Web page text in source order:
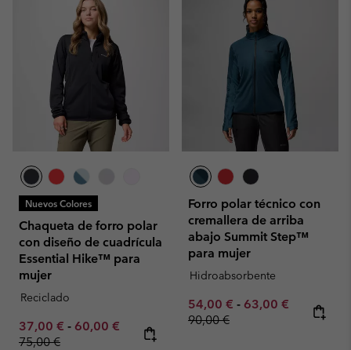
Nuevos Colores
Chaqueta de forro polar
con diseño de cuadrícula
Essential Hike™ para
mujer
Reciclado
Minimum sale price:
37,00 € - Maximum sale price:
60,00 € Regular price:
75,00 €
Forro polar técnico con
cremallera de arriba
abajo Summit Step™
para mujer
Hidroabsorbente
Minimum sale price:
54,00 € - Maximum sale
63,00 € Regular
90,00 €